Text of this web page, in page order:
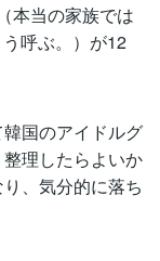
本当の家族では
呼ぶ。）が12
国のアイドルグ
理したらよいか
、気分的に落ち